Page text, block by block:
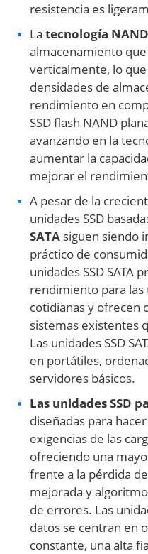
resistencia es
La tecnología
almacenamiento
verticalmente, lo
densidades de
rendimiento en
SSD flash NAND
avanzando en la
aumentar la
mejorar el
A pesar de la
unidades SSD
SATA siguen siendo
práctico de
unidades SSD SATA
rendimiento para
cotidianas y ofrecen
sistemas existentes
Las unidades SSD
en portátiles,
servidores básicos.
Las unidades SSD
diseñadas para
exigencias de las
ofreciendo una
frente a la pérdida
mejorada y
de errores. Las
datos se centran en
constante, una alta